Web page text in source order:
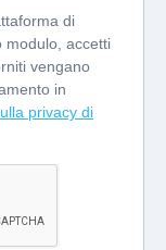
di
modulo, accetti
vengano
in
privacy di